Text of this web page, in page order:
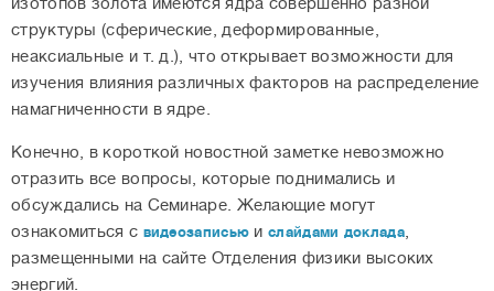
изотопов золота имеются ядра совершенно разной
структуры (сферические, деформированные,
неаксиальные и т. д.), что открывает возможности для
изучения влияния различных факторов на распределение
намагниченности в ядре.
Конечно, в короткой новостной заметке невозможно
отразить все вопросы, которые поднимались и
обсуждались на Семинаре. Желающие могут
ознакомиться с видеозаписью ислайдами доклада,
размещенными на сайте Отделения физики высоких
энергий.